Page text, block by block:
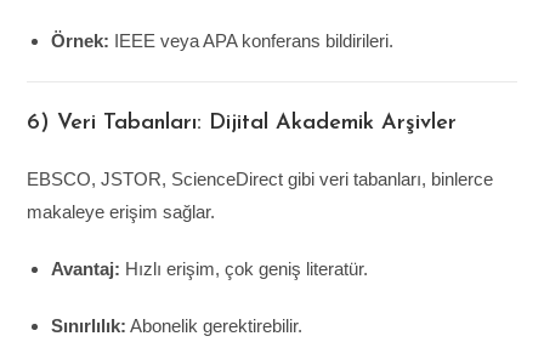
Örnek: IEEE veya APA konferans bildirileri.
6) Veri Tabanları: Dijital Akademik Arşivler
EBSCO, JSTOR, ScienceDirect gibi veri tabanları, binlerce
makaleye erişim sağlar.
Avantaj: Hızlı erişim, çok geniş literatür.
Sınırlılık: Abonelik gerektirebilir.